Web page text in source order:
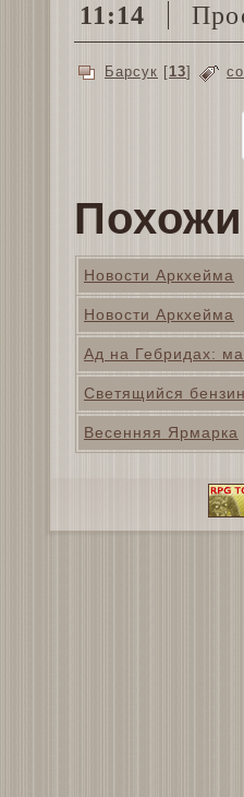
11:14
Барсук [13]
Новости Аркхейма
Новости Аркхейма
Ад на Гебридах:
Светящийся
Весенняя Ярмарка